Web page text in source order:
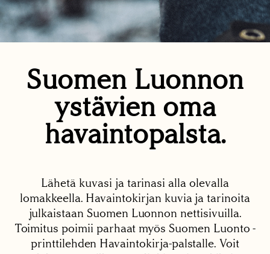
Suomen Luonnon
ystävien oma
havaintopalsta.
Lähetä kuvasi ja tarinasi alla olevalla
lomakkeella. Havaintokirjan kuvia ja tarinoita
julkaistaan Suomen Luonnon nettisivuilla.
Toimitus poimii parhaat myös Suomen Luonto -
printtilehden Havaintokirja-palstalle. Voit